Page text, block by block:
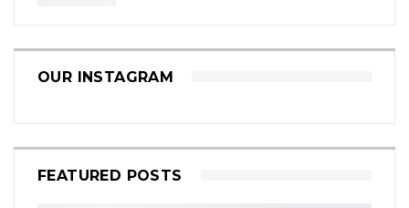
OUR INSTAGRAM
FEATURED POSTS